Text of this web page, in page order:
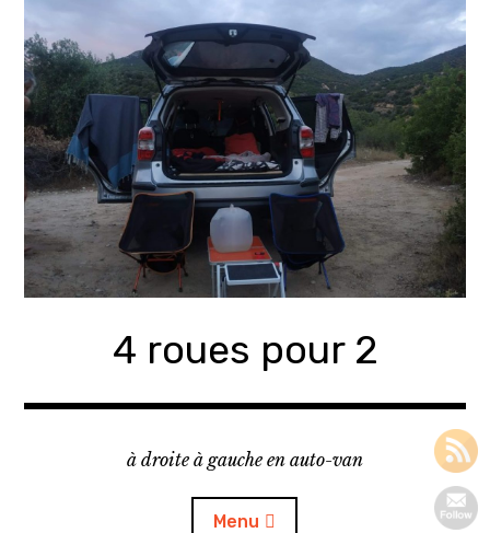
Accéder
contenu
principal
4 roues pour 2
à droite à gauche en auto-van
Menu